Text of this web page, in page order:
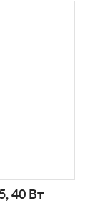
40 Вт